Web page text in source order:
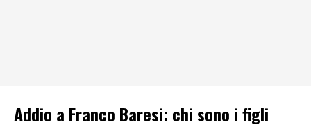
Addio a Franco Baresi: chi sono i figli